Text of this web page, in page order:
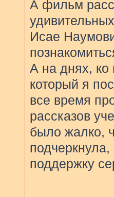
А фильм
Исае
А на днях, ко
который я
все время
рассказов
было жалко,
поддержку